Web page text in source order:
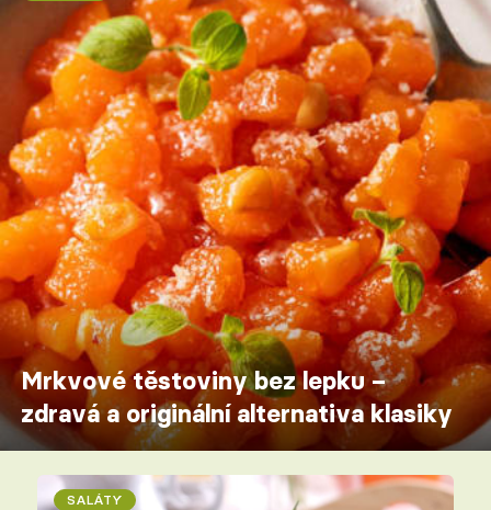
Mrkvové těstoviny bez lepku –
zdravá a originální alternativa klasiky
SALÁTY